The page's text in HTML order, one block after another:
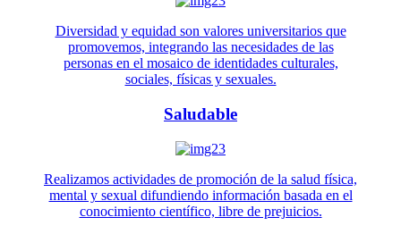
Diversidad y equidad son valores universitarios que
promovemos, integrando las necesidades de las
personas en el mosaico de identidades culturales,
sociales, físicas y sexuales.
Saludable
Realizamos actividades de promoción de la salud física,
mental y sexual difundiendo información basada en el
conocimiento científico, libre de prejuicios.